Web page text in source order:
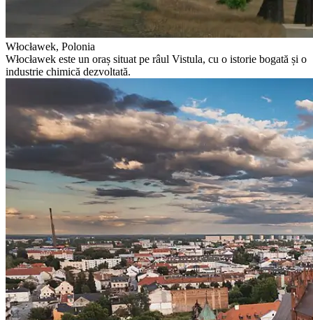
Włocławek, Polonia
Włocławek este un oraș situat pe râul Vistula, cu o istorie bogată și o
industrie chimică dezvoltată.